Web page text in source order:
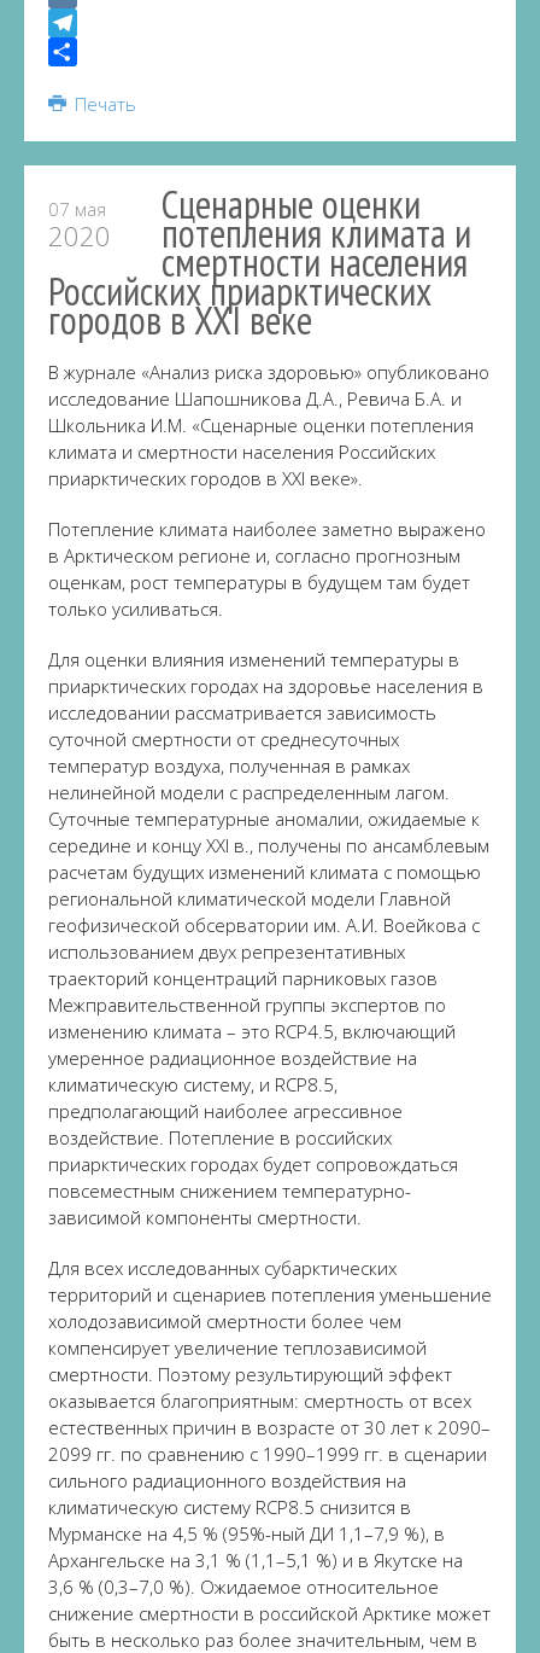
VK
Telegram
Печать
07 мая
2020
Сценарные оценки
потепления климата и
смертности населения
Российских приарктических
городов в XXI веке
В журнале «Анализ риска здоровью» опубликовано
исследование Шапошникова Д.А., Ревича Б.А. и
Школьника И.М. «Сценарные оценки потепления
климата и смертности населения Российских
приарктических городов в XXI веке».
Потепление климата наиболее заметно выражено
в Арктическом регионе и, согласно прогнозным
оценкам, рост температуры в будущем там будет
только усиливаться.
Для оценки влияния изменений температуры в
приарктических городах на здоровье населения в
исследовании рассматривается зависимость
суточной смертности от среднесуточных
температур воздуха, полученная в рамках
нелинейной модели с распределенным лагом.
Суточные температурные аномалии, ожидаемые к
середине и концу ХХI в., получены по ансамблевым
расчетам будущих изменений климата с помощью
региональной климатической модели Главной
геофизической обсерватории им. А.И. Воейкова с
использованием двух репрезентативных
траекторий концентраций парниковых газов
Межправительственной группы экспертов по
изменению климата – это RCP4.5, включающий
умеренное радиационное воздействие на
климатическую систему, и RCP8.5,
предполагающий наиболее агрессивное
воздействие. Потепление в российских
приарктических городах будет сопровождаться
повсеместным снижением температурно-
зависимой компоненты смертности.
Для всех исследованных субарктических
территорий и сценариев потепления уменьшение
холодозависимой смертности более чем
компенсирует увеличение теплозависимой
смертности. Поэтому результирующий эффект
оказывается благоприятным: смертность от всех
естественных причин в возрасте от 30 лет к 2090–
2099 гг. по сравнению с 1990–1999 гг. в сценарии
сильного радиационного воздействия на
климатическую систему RCP8.5 снизится в
Мурманске на 4,5 % (95%-ный ДИ 1,1–7,9 %), в
Архангельске на 3,1 % (1,1–5,1 %) и в Якутске на
3,6 % (0,3–7,0 %). Ожидаемое относительное
снижение смертности в российской Арктике может
быть в несколько раз более значительным, чем в